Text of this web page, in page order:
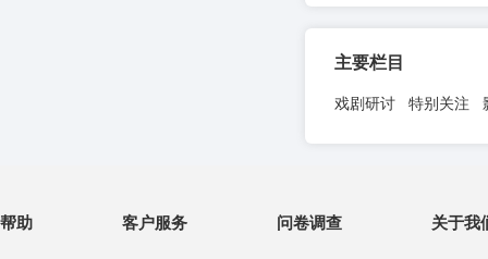
主要栏目
戏剧研讨 特别关注
帮助 客户服务 问卷调查 关于我